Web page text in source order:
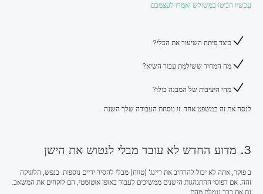
עכשיו הביטו במשולש ואמרו לעצמכם:
כיצד פיתח השיעור את הכלי?
מה המחיר ששילמת עבור השיא?
מהי היציבות של המבנה כולו?
לנסח את זה במשפט אחד. זו נוסחת העבודה שלך השנה.
3. מדוע החדש לא עובד מבלי לנטוש את הישן
ב פוקר, אתה לא יכול להרחיב את ריינג' (טווח) מבלי להסיר ידיים נוספות. בנפש, הלוגיקה
זהה. אם דפוסי ההתנהגות הישנים ממשיכים לעבוד באופן אוטומטי, הם לוקחים את המשאב.
גם אם כבר נגמלת מהם.